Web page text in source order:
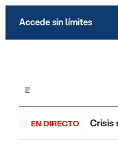
Accede sin límites
EN DIRECTO Crisis